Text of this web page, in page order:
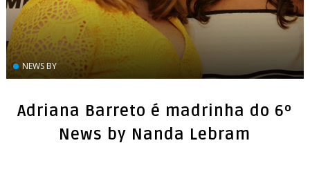
NEWS BY
Adriana Barreto é madrinha do 6º